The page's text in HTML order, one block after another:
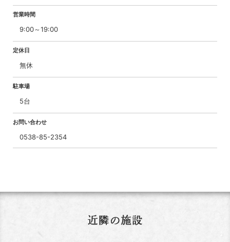
営業時間
9:00～19:00
定休日
無休
駐車場
5台
お問い合わせ
0538-85-2354